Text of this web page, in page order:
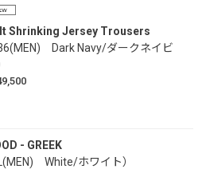
Shrinking Jersey Trousers
36(MEN) Dark Navy/ダークネイビ
- GREEK
L(MEN) White/ホワイト）